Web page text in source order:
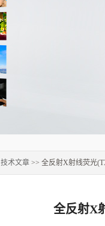
技术文章 >> 全反射X射线荧光
全反射X